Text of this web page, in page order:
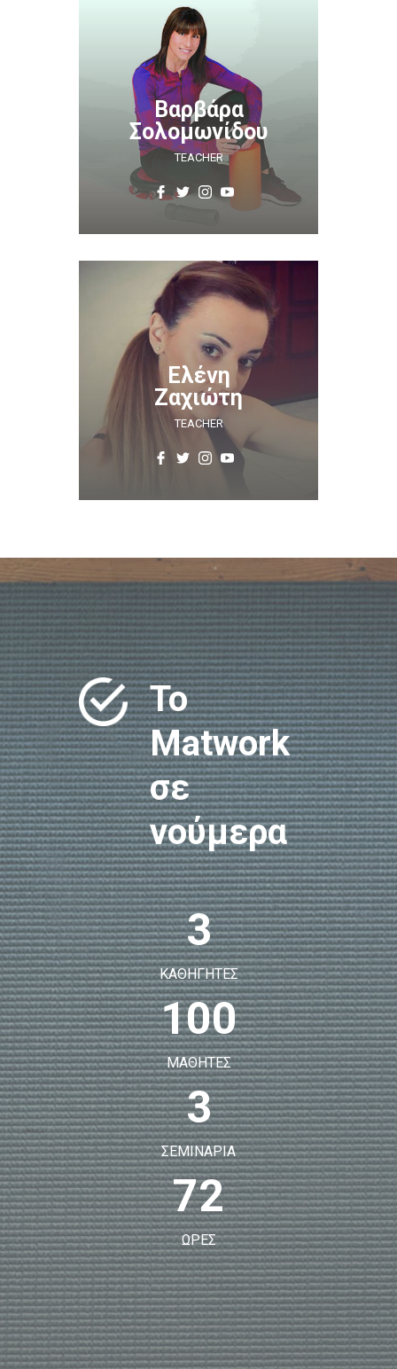
Βαρβάρα
Σολομωνίδου
TEACHER
Ελένη
Ζαχιώτη
TEACHER
Το
Matwork
σε
νούμερα
3
ΚΑΘΗΓΗΤΕΣ
100
ΜΑΘΗΤΕΣ
3
ΣΕΜΙΝΑΡΙΑ
72
ΩΡΕΣ